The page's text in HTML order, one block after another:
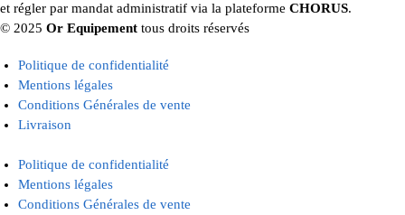
et régler par mandat administratif via la plateforme CHORUS.
© 2025 Or Equipement tous droits réservés
Politique de confidentialité
Mentions légales
Conditions Générales de vente
Livraison
Politique de confidentialité
Mentions légales
Conditions Générales de vente